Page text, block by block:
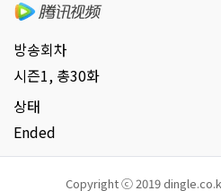
방송회차
시즌1, 총30화
상태
Ended
Copyright ⓒ 2019